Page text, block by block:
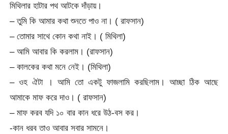
মিথিলার হাটার পথ আটকে দাঁড়ায়।
– তুমি কি আমার কথা শুনতে পাও না। ( রাফসান)
– তোমার সাথে কোন কথা নাই। ( মিথিলা)
– আমি আবার কি করলাম। (রাফসান)
– কালকের কথা মনে নেই। (মিথিলা)
– ওহ ঐটা । আমি তো একটু ফাজলামি করছিলাম। আচ্ছা ঠিক আছে
আমাকে মাফ করে দাও। ( রাফসান)
– মাফ করব যদি ১০ বার কান ধরে উঠ-বস কর।
-কান ধরব তাও আবার সবার সামনে।